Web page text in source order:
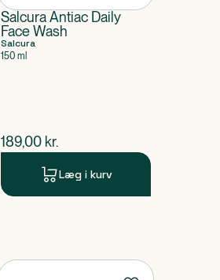
Salcura Antiac Daily
Face Wash
Salcura
150 ml
$nuværende pris
189,00 kr.
Læg i kurv